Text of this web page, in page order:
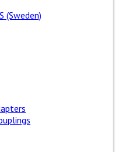
(Sweden)